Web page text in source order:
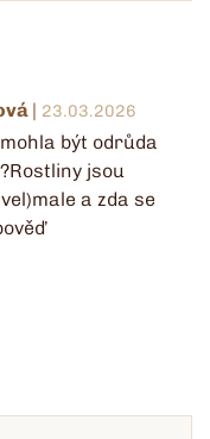
| 23.03.2026
být odrůda
jsou
a zda se